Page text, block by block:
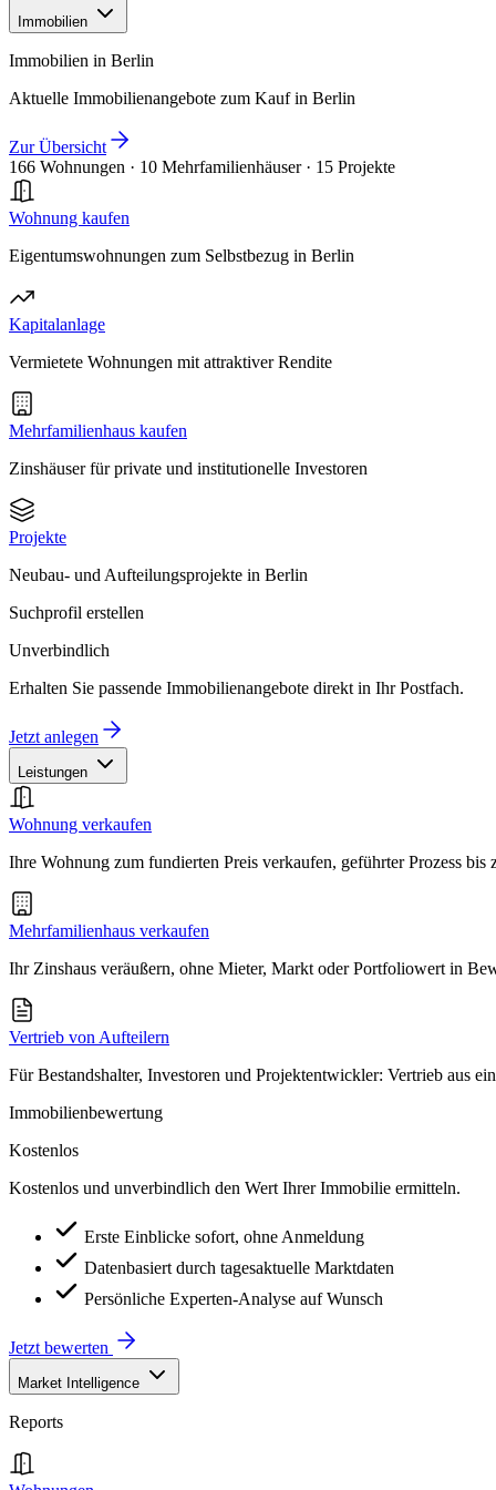
Immobilien
Immobilien in Berlin
Aktuelle Immobilienangebote zum Kauf in Berlin
Zur Übersicht
166 Wohnungen · 10 Mehrfamilienhäuser · 15 Projekte
Wohnung kaufen
Eigentumswohnungen zum Selbstbezug in Berlin
Kapitalanlage
Vermietete Wohnungen mit attraktiver Rendite
Mehrfamilienhaus kaufen
Zinshäuser für private und institutionelle Investoren
Projekte
Neubau- und Aufteilungsprojekte in Berlin
Suchprofil erstellen
Unverbindlich
Erhalten Sie passende Immobilienangebote direkt in Ihr Postfach.
Jetzt anlegen
Leistungen
Wohnung verkaufen
Ihre Wohnung zum fundierten Preis verkaufen, geführter Prozess bis
Mehrfamilienhaus verkaufen
Ihr Zinshaus veräußern, ohne Mieter, Markt oder Portfoliowert in
Vertrieb von Aufteilern
Für Bestandshalter, Investoren und Projektentwickler: Vertrieb aus
Immobilienbewertung
Kostenlos
Kostenlos und unverbindlich den Wert Ihrer Immobilie ermitteln.
Erste Einblicke sofort, ohne Anmeldung
Datenbasiert durch tagesaktuelle Marktdaten
Persönliche Experten-Analyse auf Wunsch
Jetzt bewerten
Market Intelligence
Reports